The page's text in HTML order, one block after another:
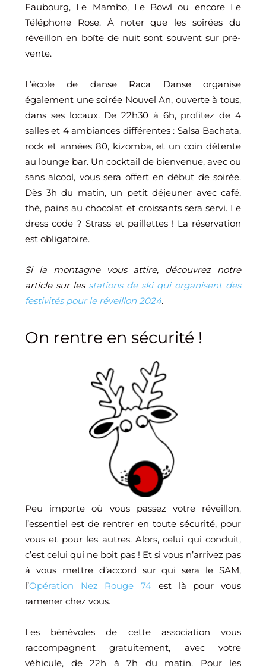
Faubourg, Le Mambo, Le Bowl ou encore Le
Téléphone Rose. À noter que les soirées du
réveillon en boîte de nuit sont souvent sur pré-
vente.
L’école de danse Raca Danse organise
également une soirée Nouvel An, ouverte à tous,
dans ses locaux. De 22h30 à 6h, profitez de 4
salles et 4 ambiances différentes : Salsa Bachata,
rock et années 80, kizomba, et un coin détente
au lounge bar. Un cocktail de bienvenue, avec ou
sans alcool, vous sera offert en début de soirée.
Dès 3h du matin, un petit déjeuner avec café,
thé, pains au chocolat et croissants sera servi. Le
dress code ? Strass et paillettes ! La réservation
est obligatoire.
Si la montagne vous attire, découvrez notre
article sur les stations de ski qui organisent des
festivités pour le réveillon 2024.
On rentre en sécurité !
Peu importe où vous passez votre réveillon,
l’essentiel est de rentrer en toute sécurité, pour
vous et pour les autres. Alors, celui qui conduit,
c’est celui qui ne boit pas ! Et si vous n’arrivez pas
à vous mettre d’accord sur qui sera le SAM,
l’Opération Nez Rouge 74 est là pour vous
ramener chez vous.
Les bénévoles de cette association vous
raccompagnent gratuitement, avec votre
véhicule, de 22h à 7h du matin. Pour les